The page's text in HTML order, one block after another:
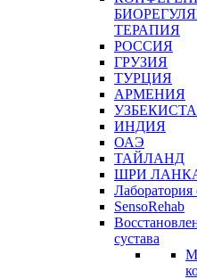
ТЕРАПИЯ
РОССИЯ
ГРУЗИЯ
ТУРЦИЯ
АРМЕНИЯ
ИНДИЯ
ОАЭ
ТАЙЛАНД
ШРИ
Лаборатория
SensoRehab
сустава